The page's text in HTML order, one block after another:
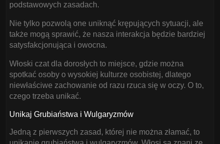
podstawowych zasadach.
Nie tylko pozwolą one uniknąć krępujących sytuacji, ale
także mogą sprawić, że nasza interakcja będzie bardziej
satysfakcjonująca i owocna.
Włoski czat dla dorosłych to miejsce, gdzie można
spotkać osoby o wysokiej kulturze osobistej, dlatego
niewłaściwe zachowanie od razu rzuca się w oczy. O to,
czego trzeba unikać.
Unikaj Grubiaństwa i Wulgaryzmów
Jedną z pierwszych zasad, której nie można złamać, to